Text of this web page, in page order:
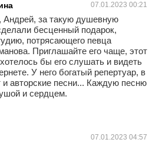
07.01.2023 00:21
Андрей, за такую душевную
бесценный подарок,
потрясающего певца
Приглашайте его чаще, этот
бы его слушать и видеть
У него богатый репертуар, в
и авторские песни... Каждую песню
и сердцем.
07.01.2023 04:57